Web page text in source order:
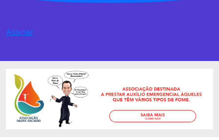
Assinar